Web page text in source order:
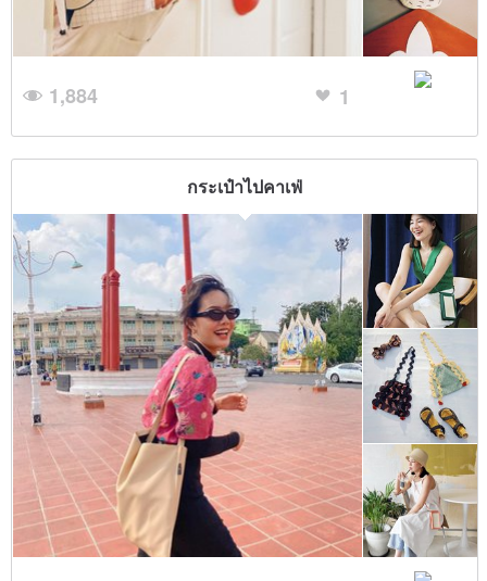
1,884 1
กระเป๋าไปคาเฟ่